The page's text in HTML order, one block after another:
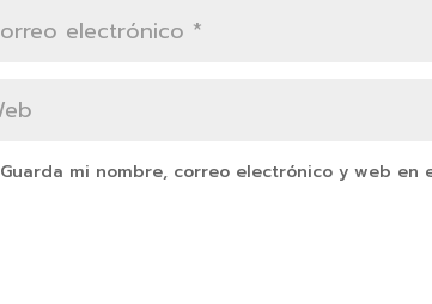
Guarda mi nombre, correo electrónico y web